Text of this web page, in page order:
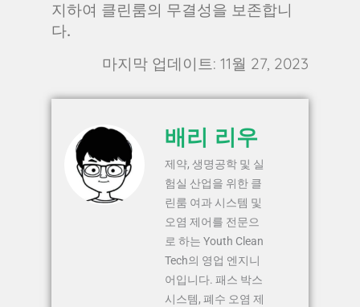
지하여 클린룸의 무결성을 보존합니
다.
마지막 업데이트: 11월 27, 2023
배리 리우
제약, 생명공학 및 실
험실 산업을 위한 클
린룸 여과 시스템 및
오염 제어를 전문으
로 하는 Youth Clean
Tech의 영업 엔지니
어입니다. 패스 박스
시스템, 폐수 오염 제